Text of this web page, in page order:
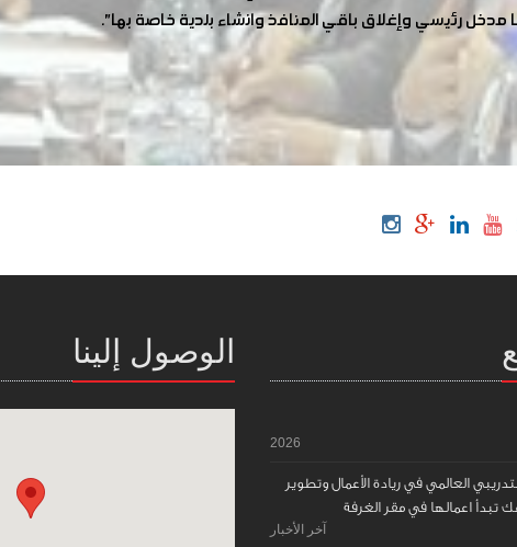
رئيسي وإغلاق باقي المنافذ وانشاء بلدية خاصة بها".
2026
العالمي في ريادة الأعمال وتطوير
تبدأ اعمالها في مقر الغرفة
آخر الأخبار
الوصول إلينا